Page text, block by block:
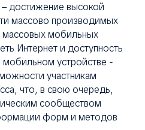
достижение высокой
массово производимых
мобильных
Интернет и доступность
устройстве -
участникам
что, в свою очередь,
сообществом
форм и методов